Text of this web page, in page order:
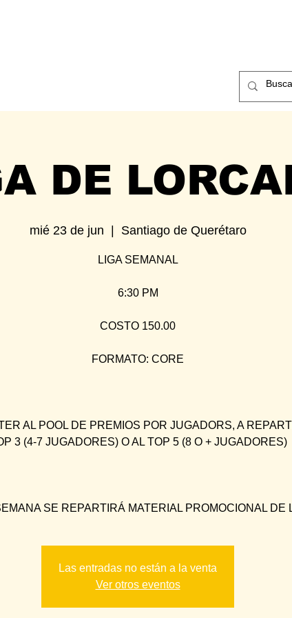
DE
mié 23 de jun
  |
Santiago de Querétaro
LIGA SEMANAL
6:30 PM
COSTO 150.00
FORMATO: CORE
AL POOL DE PREMIOS POR JUGADORS, A
3 (4-7 JUGADORES) O AL TOP 5 (8 O + JUGADORES)
SE REPARTIRÁ MATERIAL PROMOCIONAL DE
Las entradas no están a la venta
Ver otros eventos